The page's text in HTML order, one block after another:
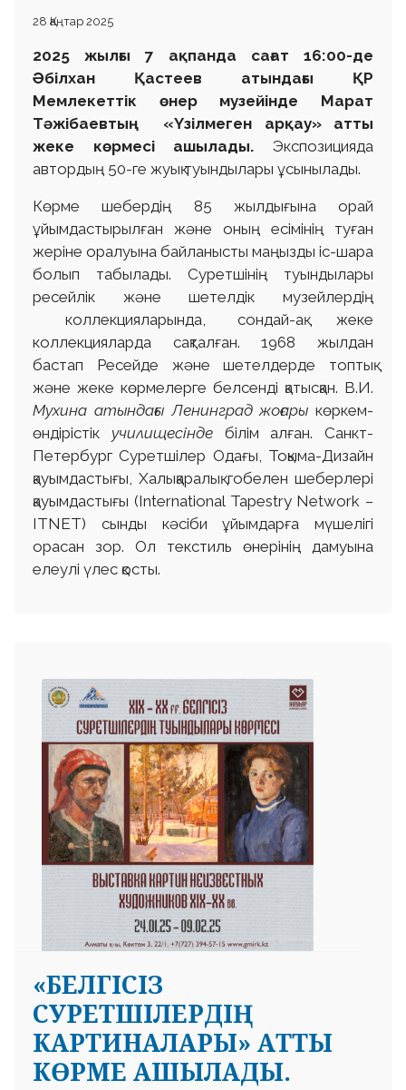
28 Қаңтар 2025
2025 жылғы 7 ақпанда сағат 16:00-де
Әбілхан Қастеев атындағы ҚР
Мемлекеттік өнер музейінде Марат
Тәжібаевтың «Үзілмеген арқау» атты
жеке көрмесі ашылады. Экспозицияда
автордың 50-ге жуық туындылары ұсынылады.
Көрме шебердің 85 жылдығына орай
ұйымдастырылған және оның есімінің туған
жеріне оралуына байланысты маңызды іс-шара
болып табылады. Суретшінің туындылары
ресейлік және шетелдік музейлердің
коллекцияларында, сондай-ақ жеке
коллекцияларда сақталған. 1968 жылдан
бастап Ресейде және шетелдерде топтық
және жеке көрмелерге белсенді қатысқан. В.И.
Мухина атындағы Ленинград жоғары көркем-
өндірістік
училищесіндебілім алған. Санкт-
Петербург Суретшілер Одағы, Тоқыма-Дизайн
қауымдастығы, Халықаралық гобелен шеберлері
қауымдастығы (International Tapestry Network –
ITNET) сынды кәсіби ұйымдарға мүшелігі
орасан зор. Ол текстиль өнерінің дамуына
елеулі үлес қосты.
«БЕЛГІСІЗ
СУРЕТШІЛЕРДІҢ
КАРТИНАЛАРЫ» АТТЫ
КӨРМЕ АШЫЛАДЫ.